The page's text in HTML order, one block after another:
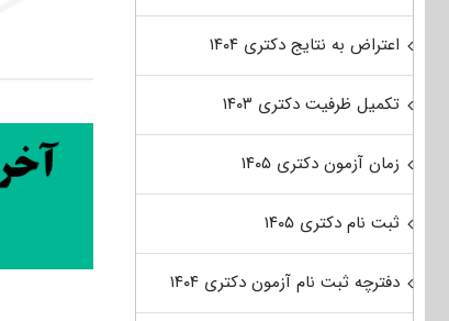
اعتراض به نتایج دکتری ۱۴۰۴
تکمیل ظرفیت دکتری ۱۴۰۳
زمان آزمون دکتری ۱۴۰۵
ثبت نام دکتری ۱۴۰۵
دفترچه ثبت نام آزمون دکتری ۱۴۰۴